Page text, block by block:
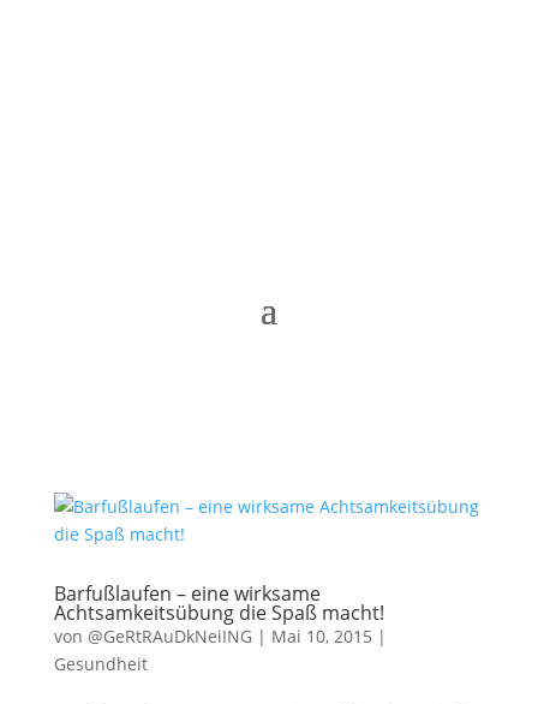
Barfußlaufen – eine wirksame
Achtsamkeitsübung die Spaß macht!
von @GeRtRAuDkNeiING| Mai 10, 2015 |
Gesundheit